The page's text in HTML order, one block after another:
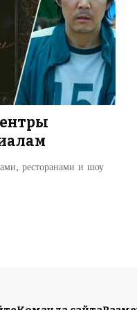
ресторанами и шоу